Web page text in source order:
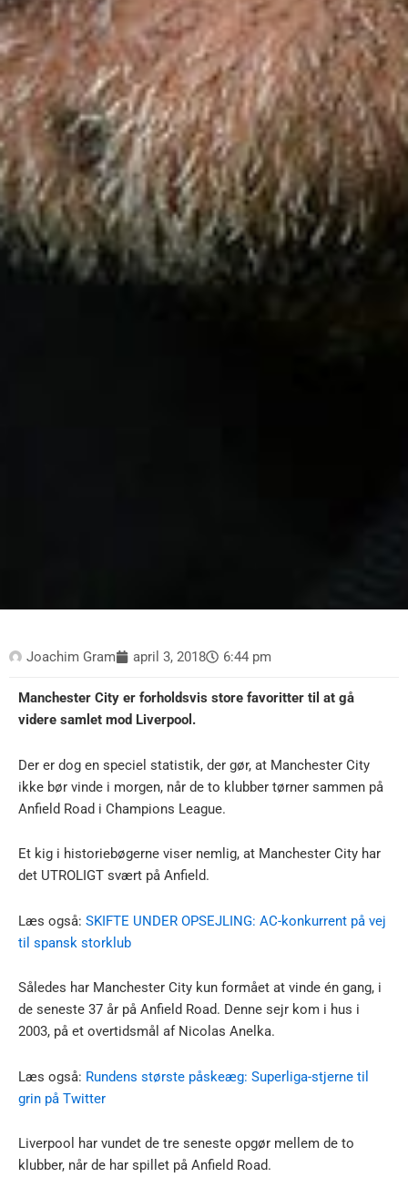
Joachim Gram april 3, 2018 6:44 pm
Manchester City er forholdsvis store favoritter til at gå
videre samlet mod Liverpool.
Der er dog en speciel statistik, der gør, at Manchester City
ikke bør vinde i morgen, når de to klubber tørner sammen på
Anfield Road i Champions League.
Et kig i historiebøgerne viser nemlig, at Manchester City har
det UTROLIGT svært på Anfield.
Læs også: SKIFTE UNDER OPSEJLING: AC-konkurrent på vej
til spansk storklub
Således har Manchester City kun formået at vinde én gang, i
de seneste 37 år på Anfield Road. Denne sejr kom i hus i
2003, på et overtidsmål af Nicolas Anelka.
Læs også: Rundens største påskeæg: Superliga-stjerne til
grin på Twitter
Liverpool har vundet de tre seneste opgør mellem de to
klubber, når de har spillet på Anfield Road.